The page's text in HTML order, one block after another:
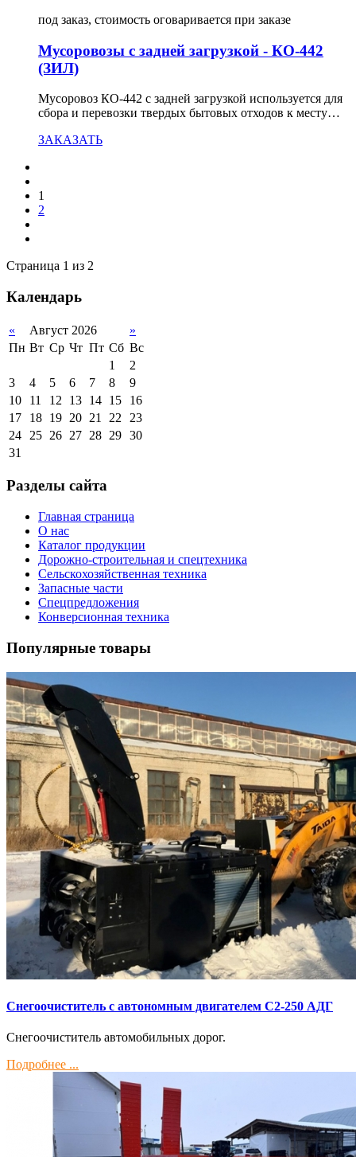
под заказ, стоимость оговаривается при заказе
Мусоровозы с задней загрузкой - КО-442
(ЗИЛ)
Мусоровоз КО-442 с задней загрузкой используется для
сбора и перевозки твердых бытовых отходов к месту…
ЗАКАЗАТЬ
1
2
Страница 1 из 2
Календарь
« Август 2026
»
Пн Вт Ср Чт Пт Сб Вс
1
2
3
4 5 6 7 8
9
10
11 12 13 14 15
16
17
18 19 20 21 22
23
24
25 26 27 28 29 30
31
Разделы сайта
Главная страница
О нас
Каталог продукции
Дорожно-строительная и спецтехника
Сельскохозяйственная техника
Запасные части
Спецпредложения
Конверсионная техника
Популярные товары
Снегоочиститель с автономным двигателем С2-250 АДГ
Снегоочиститель автомобильных дорог.
Подробнее ...